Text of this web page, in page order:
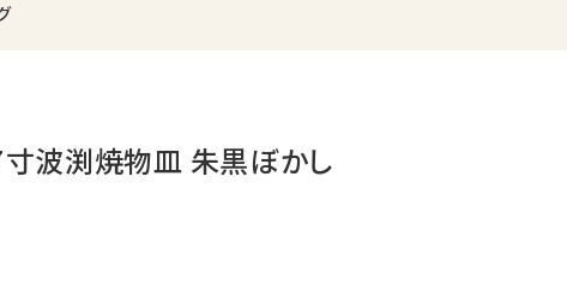
松花堂・弁当箱
寸波渕焼物皿 朱黒ぼかし